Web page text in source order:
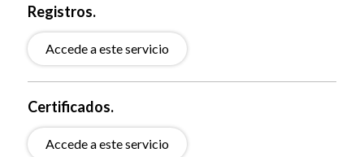
Registros.
Accede a este servicio
Certificados.
Accede a este servicio